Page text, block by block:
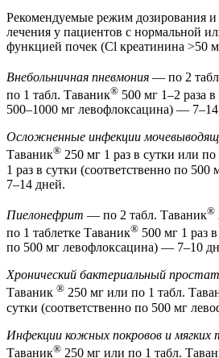
Рекомендуемые режим дозирования и
лечения у пациентов с нормальной
функцией почек (Cl креатинина >50
Внебольничная пневмония — по 2
по 1 табл. Таваник® 500 мг 1–2 раза
500–1000 мг левофлоксацина) —
Осложненные инфекции
Таваник® 250 мг 1 раз в сутки или
1 раз в сутки (соответственно по
7–14 дней.
Пиелонефрит — по 2 табл. Таваник®
по 1 таблетке Таваник® 500 мг 1 раз
по 500 мг левофлоксацина) — 7–10
Хронический бактериальный
Таваник ® 250 мг или по 1 табл.
сутки (соответственно по 500 мг
Инфекции кожных покровов и мягких
Таваник® 250 мг или по 1 табл.